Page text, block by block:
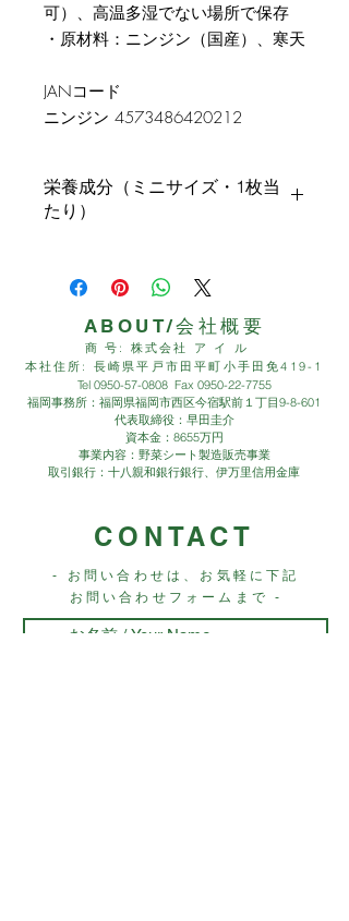
可）、高温多湿でない場所で保存
・原材料：ニンジン（国産）、寒天
JANコード
ニンジン 4573486420212
栄養成分（ミニサイズ・1枚当
たり）
エネルギー 2.79Kcal
タンパク質 0.05g
脂質 0.01g
炭水化物 0.85g(糖質0.41g/食
物繊維0.44g)
食塩相当量 0.005g
ABOUT/会社概要
商 号: 株式会社 ア イ ル
本社住所: 長崎県平戸市田平町小手田免419-1
Tel 0950-57-0808Fax 0950-22-7755
福岡事務所：福岡県福岡市西区今宿駅前１丁目9-8-601
代表取締役：早田圭介
資本金：8655万円
事業内容：野菜シート製造販売事業
取引銀行：十八親和銀行銀行、伊万里信用金庫
CONTACT
- お問い合わせは、お気軽に下記
お問い合わせフォームまで -